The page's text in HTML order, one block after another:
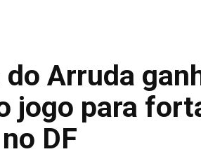
do Arruda
jogo para
DF